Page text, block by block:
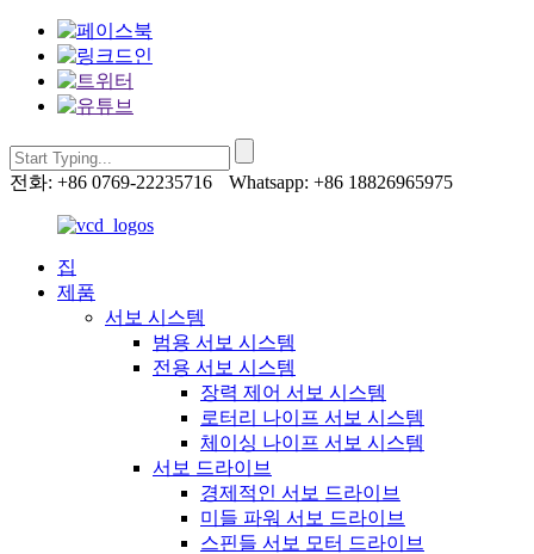
전화: +86 0769-22235716 Whatsapp: +86 18826965975
집
제품
서보 시스템
범용 서보 시스템
전용 서보 시스템
장력 제어 서보 시스템
로터리 나이프 서보 시스템
체이싱 나이프 서보 시스템
서보 드라이브
경제적인 서보 드라이브
미들 파워 서보 드라이브
스핀들 서보 모터 드라이브